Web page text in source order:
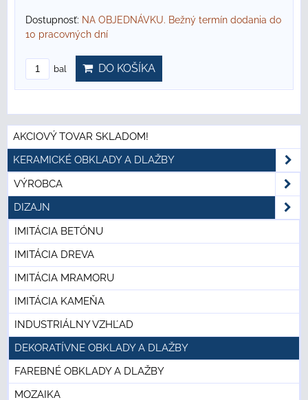
Dostupnosť: NA OBJEDNÁVKU. Bežný termín dodania do
10 pracovných dní
bal DO KOŠÍKA
AKCIOVÝ TOVAR SKLADOM!
KERAMICKÉ OBKLADY A DLAŽBY
VÝROBCA
DIZAJN
IMITÁCIA BETÓNU
IMITÁCIA DREVA
IMITÁCIA MRAMORU
IMITÁCIA KAMEŇA
INDUSTRIÁLNY VZHĽAD
DEKORATÍVNE OBKLADY A DLAŽBY
FAREBNÉ OBKLADY A DLAŽBY
MOZAIKA